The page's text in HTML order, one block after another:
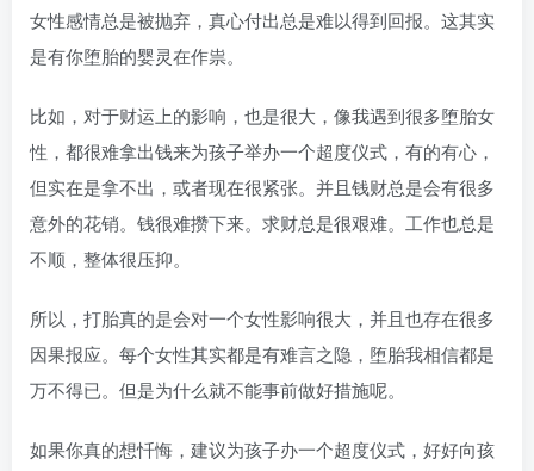
女性感情总是被抛弃，真心付出总是难以得到回报。这其实
是有你堕胎的婴灵在作祟。
比如，对于财运上的影响，也是很大，像我遇到很多堕胎女
性，都很难拿出钱来为孩子举办一个超度仪式，有的有心，
但实在是拿不出，或者现在很紧张。并且钱财总是会有很多
意外的花销。钱很难攒下来。求财总是很艰难。工作也总是
不顺，整体很压抑。
所以，打胎真的是会对一个女性影响很大，并且也存在很多
因果报应。每个女性其实都是有难言之隐，堕胎我相信都是
万不得已。但是为什么就不能事前做好措施呢。
如果你真的想忏悔，建议为孩子办一个超度仪式，好好向孩